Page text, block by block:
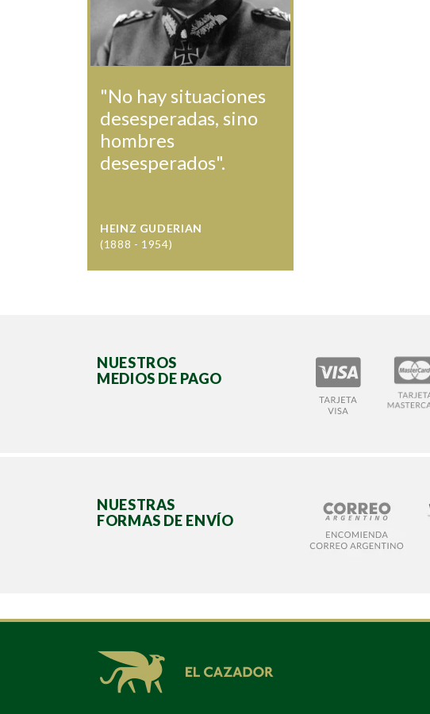
"No hay situaciones
desesperadas, sino
hombres
desesperados".
HEINZ GUDERIAN
(1888 - 1954)
NUESTROS
MEDIOS DE PAGO
NUESTRAS
FORMAS DE ENVÍO